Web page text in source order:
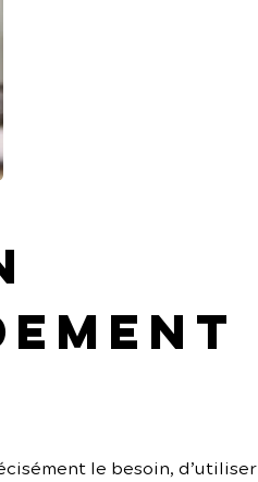
le besoin, d’utiliser